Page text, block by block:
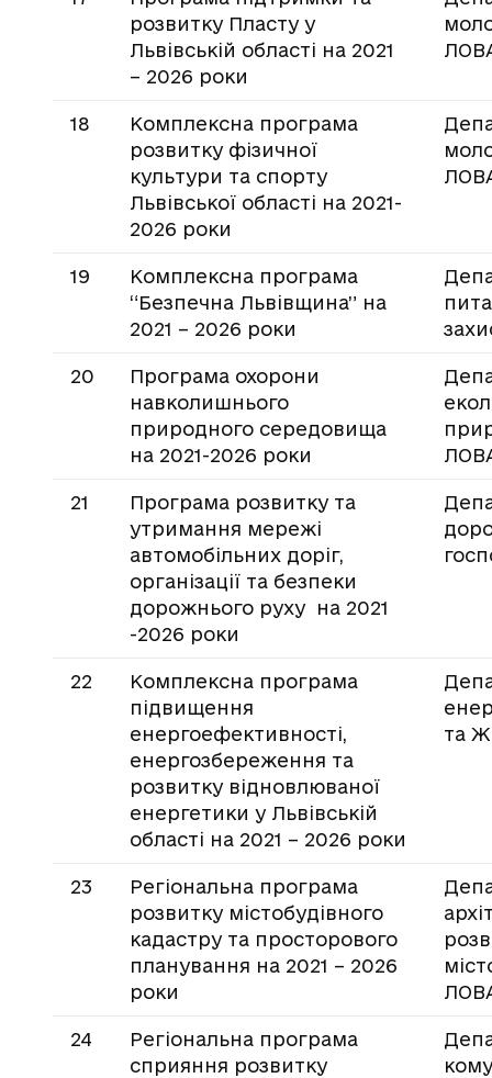
розвитку Пласту у
Львівській області на 2021
– 2026 роки
18
Комплексна програма
розвитку фізичної
культури та спорту
Львівської області на 2021-
2026 роки
19
Комплексна програма
“Безпечна Львівщина” на
2021 – 2026 роки
20
Програма охорони
навколишнього
природного середовища
на 2021-2026 роки
21
Програма розвитку та
утримання мережі
автомобільних доріг,
організації та безпеки
дорожнього руху на 2021
-2026 роки
22
Комплексна програма
підвищення
енергоефективності,
енергозбереження та
розвитку відновлюваної
енергетики у Львівській
області на 2021 – 2026 роки
та
23
Регіональна програма
розвитку містобудівного
кадастру та просторового
планування на 2021 – 2026
роки
24
Регіональна програма
сприяння розвитку